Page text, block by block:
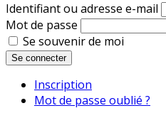
Identifiant ou adresse e-mail
Mot de passe
Se souvenir de moi
Se connecter
Inscription
Mot de passe oublié ?